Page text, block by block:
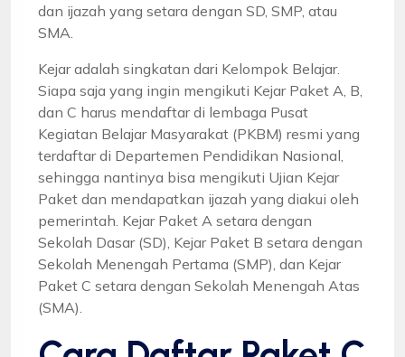
dan ijazah yang setara dengan SD, SMP, atau
SMA.
Kejar adalah singkatan dari Kelompok Belajar.
Siapa saja yang ingin mengikuti Kejar Paket A, B,
dan C harus mendaftar di lembaga Pusat
Kegiatan Belajar Masyarakat (PKBM) resmi yang
terdaftar di Departemen Pendidikan Nasional,
sehingga nantinya bisa mengikuti Ujian Kejar
Paket dan mendapatkan ijazah yang diakui oleh
pemerintah. Kejar Paket A setara dengan
Sekolah Dasar (SD), Kejar Paket B setara dengan
Sekolah Menengah Pertama (SMP), dan Kejar
Paket C setara dengan Sekolah Menengah Atas
(SMA).